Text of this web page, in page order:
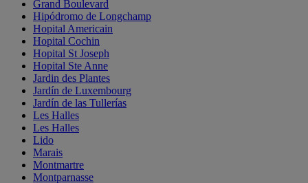
Grand Boulevard
Hipódromo de Longchamp
Hopital Americain
Hopital Cochin
Hopital St Joseph
Hopital Ste Anne
Jardin des Plantes
Jardín de Luxembourg
Jardín de las Tullerías
Les Halles
Les Halles
Lido
Marais
Montmartre
Montparnasse